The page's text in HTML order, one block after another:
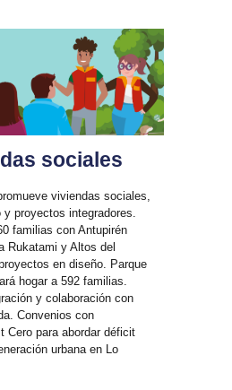
sociales
viviendas sociales,
proyectos integradores.
familias con Antupirén
Rukatami y Altos del
en diseño. Parque
hogar a 592 familias.
y colaboración con
Convenios con
Cero para abordar déficit
urbana en Lo